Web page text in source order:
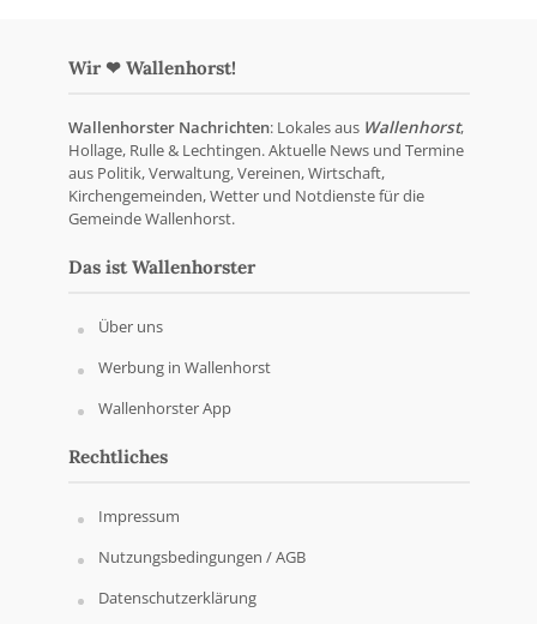
Wir ❤ Wallenhorst!
Wallenhorster Nachrichten: Lokales aus Wallenhorst,
Hollage, Rulle & Lechtingen. Aktuelle News und Termine
aus Politik, Verwaltung, Vereinen, Wirtschaft,
Kirchengemeinden, Wetter und Notdienste für die
Gemeinde Wallenhorst.
Das ist Wallenhorster
Über uns
Werbung in Wallenhorst
Wallenhorster App
Rechtliches
Impressum
Nutzungsbedingungen / AGB
Datenschutzerklärung